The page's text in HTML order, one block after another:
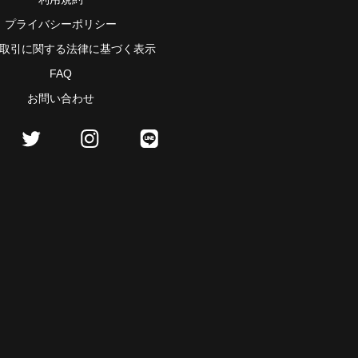
プライバシーポリシー
引に関する法律に基づく表示
FAQ
お問い合わせ